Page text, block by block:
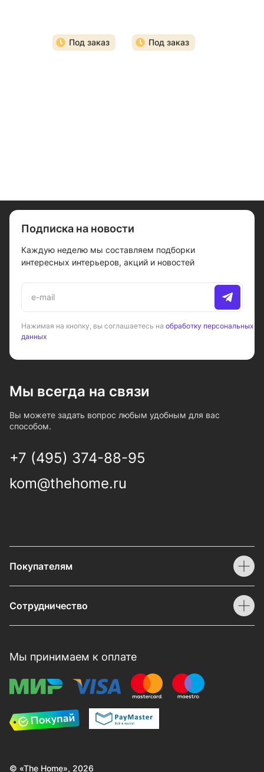
Под заказ Под заказ
Подписка на новости
Каждую неделю мы составляем подборки
интересных интерьеров, акций и новостей
Нажимая на кнопку, вы соглашаетесь на обработку персональных
данных
Мы всегда на связи
Вы можете задать вопрос любым удобным для вас
способом.
+7 (495) 374-88-95
kom@thehome.ru
Покупателям
Сотрудничество
Мы принимаем к оплате
© «The Home», 2026